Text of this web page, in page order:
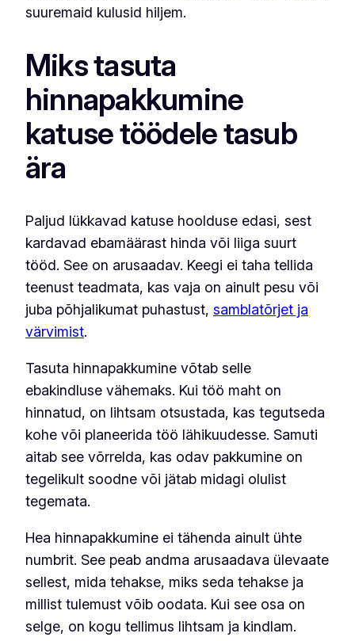
suuremaid kulusid hiljem.
Miks tasuta
hinnapakkumine
katuse töödele tasub
ära
Paljud lükkavad katuse hoolduse edasi, sest
kardavad ebamäärast hinda või liiga suurt
tööd. See on arusaadav. Keegi ei taha tellida
teenust teadmata, kas vaja on ainult pesu või
juba põhjalikumat puhastust, samblatõrjet ja
värvimist.
Tasuta hinnapakkumine võtab selle
ebakindluse vähemaks. Kui töö maht on
hinnatud, on lihtsam otsustada, kas tegutseda
kohe või planeerida töö lähikuudesse. Samuti
aitab see võrrelda, kas odav pakkumine on
tegelikult soodne või jätab midagi olulist
tegemata.
Hea hinnapakkumine ei tähenda ainult ühte
numbrit. See peab andma arusaadava ülevaate
sellest, mida tehakse, miks seda tehakse ja
millist tulemust võib oodata. Kui see osa on
selge, on kogu tellimus lihtsam ja kindlam.